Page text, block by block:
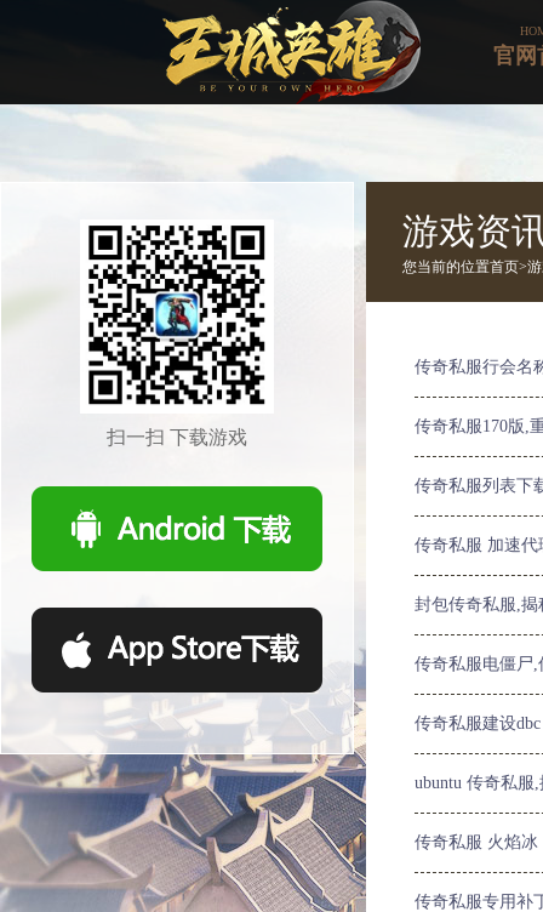
官网
扫一扫 下载游戏
游戏资
您当前的位置首页>
传奇私服行会名
传奇私服170版,
传奇私服列表下
传奇私服 加速
封包传奇私服,
传奇私服电僵尸
传奇私服建设dbc
ubuntu 传奇私服
传奇私服 火焰冰
传奇私服专用补